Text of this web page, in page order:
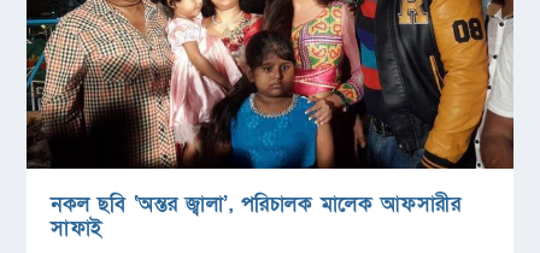
নকল ছবি ‘অন্তর জ্বালা’, পরিচালক মালেক আফসারীর
সাফাই